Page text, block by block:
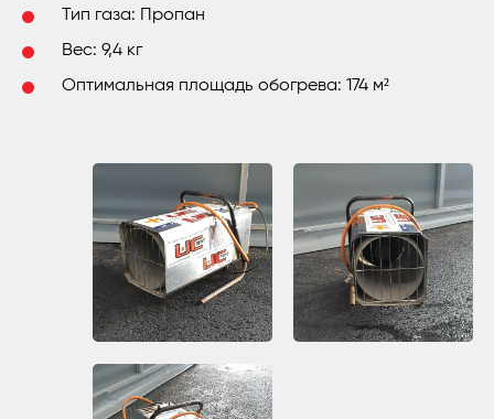
Тип газа: Пропан
Вес: 9,4 кг
Оптимальная площадь обогрева: 174 м²